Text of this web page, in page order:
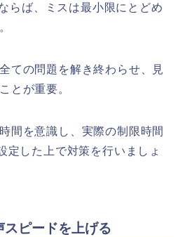
らば、ミスは最小限にとどめ
ての問題を解き終わらせ、見
とが重要。
間を意識し、実際の制限時間
定した上で対策を行いましょ
ピードを上げる